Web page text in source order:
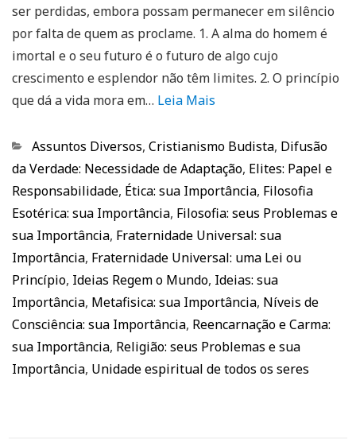
ser perdidas, embora possam permanecer em silêncio
por falta de quem as proclame. 1. A alma do homem é
imortal e o seu futuro é o futuro de algo cujo
crescimento e esplendor não têm limites. 2. O princípio
que dá a vida mora em… Leia Mais
Categorias
Assuntos Diversos, Cristianismo Budista, Difusão
da Verdade: Necessidade de Adaptação, Elites: Papel e
Responsabilidade, Ética: sua Importância, Filosofia
Esotérica: sua Importância, Filosofia: seus Problemas e
sua Importância, Fraternidade Universal: sua
Importância, Fraternidade Universal: uma Lei ou
Princípio, Ideias Regem o Mundo, Ideias: sua
Importância, Metafisica: sua Importância, Níveis de
Consciência: sua Importância, Reencarnação e Carma:
sua Importância, Religião: seus Problemas e sua
Importância, Unidade espiritual de todos os seres